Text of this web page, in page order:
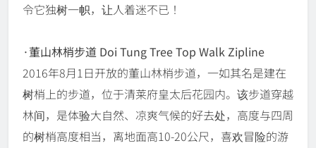
令它独树一帜，让人着迷不已！
·董山林梢步道 Doi Tung Tree Top Walk Zipline
2016年8月1日开放的董山林梢步道，一如其名是建在
树梢上的步道，位于清莱府皇太后花园内。该步道穿越
林间，是体验大自然、凉爽气候的好去处，高度与四周
的树梢高度相当，离地面高10-20公尺，喜欢冒险的游